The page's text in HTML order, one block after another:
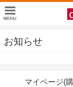
お知らせ
マイページ(